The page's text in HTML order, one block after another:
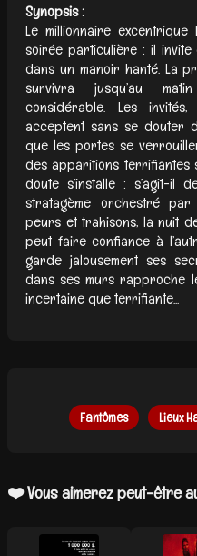
Synopsis :
Le millionnaire
soirée particulière : il
dans un manoir hanté. La
survivra jusqu’au
considérable. Les
acceptent sans se douter
que les portes se
des apparitions terrifiantes
doute s’installe : s’agit-il
stratagème orchestré par
peurs et trahisons, la nuit
peut faire confiance à
garde jalousement ses
dans ses murs rapproche
incertaine que terrifiante...
Fantômes Lieux
❤️ Vous aimerez peut-être